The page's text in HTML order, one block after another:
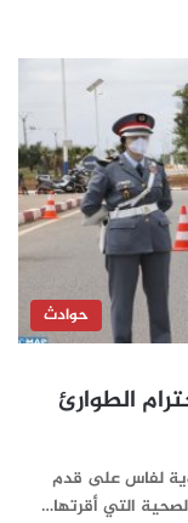
حوادث
الطوارئ
لفاس على قدم
التي أقرتها…